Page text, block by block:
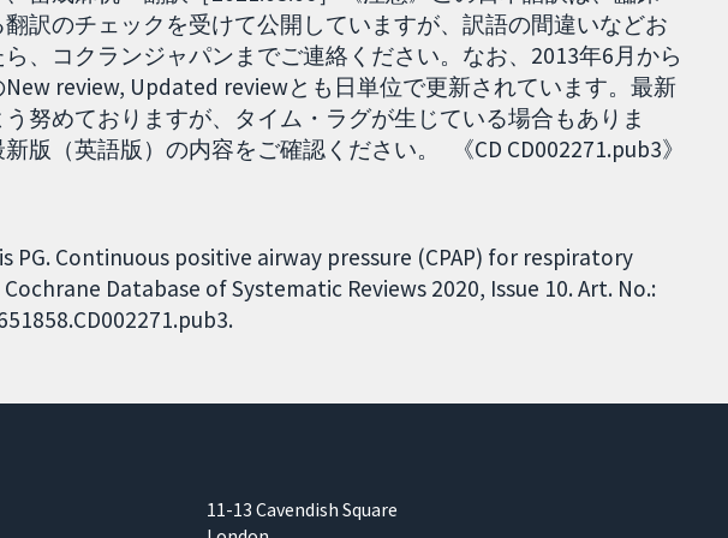
訳のチェックを受けて公開していますが、訳語の間違いなどお
、コクランジャパンまでご連絡ください。なお、2013年6月から
review, Updated reviewとも日単位で更新されています。最新
努めておりますが、タイム・ラグが生じている場合もありま
版（英語版）の内容をご確認ください。 《CD CD002271.pub3》
PG. Continuous positive airway pressure (CPAP) for respiratory
Database of Systematic Reviews 2020, Issue 10. Art. No.:
11-13 Cavendish Square